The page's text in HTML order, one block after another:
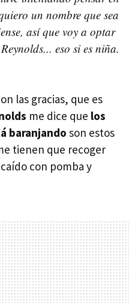
un nombre que sea
así que voy a optar
eso si es niña.
las gracias, que es
me dice que los
baranjando son estos
tienen que recoger
con pomba y